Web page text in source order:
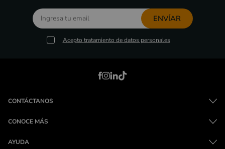
ENVÍAR
Acepto tratamiento de datos personales
CONTÁCTANOS
CONOCE MÁS
AYUDA